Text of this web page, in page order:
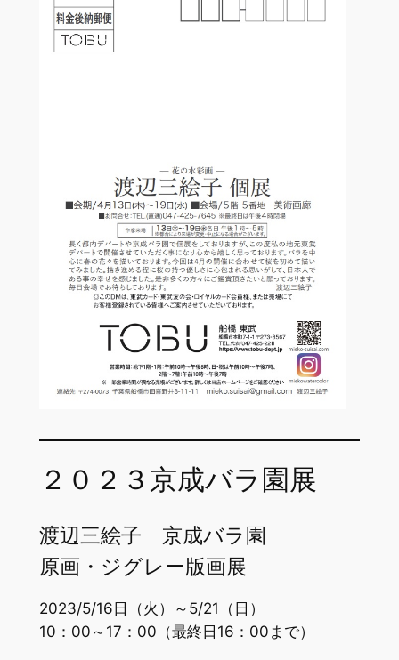
２０２３京成バラ園展
渡辺三絵子 京成バラ園
原画・ジグレー版画展
2023/5/16日（火）～5/21（日）
10：00～17：00（最終日16：00まで）